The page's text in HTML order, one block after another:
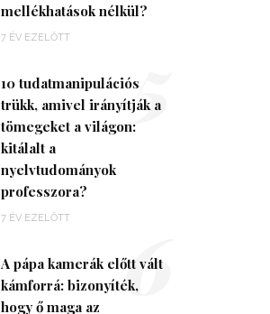
mellékhatások nélkül?
7 ÉV EZELŐTT
10 tudatmanipulációs
trükk, amivel irányítják a
tömegeket a világon:
kitálalt a
nyelvtudományok
professzora?
7 ÉV EZELŐTT
5
A pápa kamerák előtt vált
kámforrá: bizonyíték,
hogy ő maga az
6